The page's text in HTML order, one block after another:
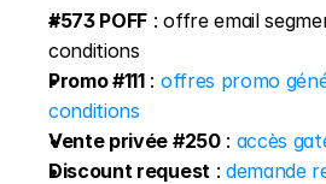
#573 POFF : offre email
conditions
Promo #111 : offres promo
conditions
Vente privée #250 : accès
Discount request : demande